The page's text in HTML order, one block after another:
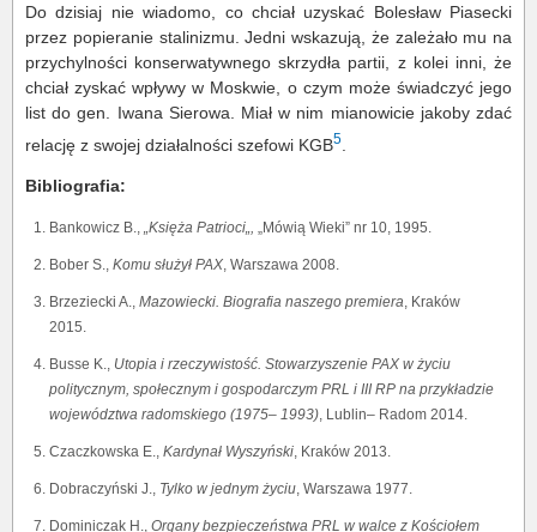
Do dzisiaj nie wiadomo, co chciał uzyskać Bolesław Piasecki
przez popieranie stalinizmu. Jedni wskazują, że zależało mu na
przychylności konserwatywnego skrzydła partii, z kolei inni, że
chciał zyskać wpływy w Moskwie, o czym może świadczyć jego
list do gen. Iwana Sierowa. Miał w nim mianowicie jakoby zdać
relację z swojej działalności szefowi KGB5
Bibliografia:
Bankowicz B., „Księża Patrioci„, „Mówią Wieki” nr 10, 1995.
Bober S., Komu służył PAX, Warszawa 2008.
Brzeziecki A., Mazowiecki. Biografia naszego premiera, Kraków
2015.
Busse K., Utopia i rzeczywistość. Stowarzyszenie PAX w życiu
politycznym, społecznym i gospodarczym PRL i III RP na przykładzie
województwa radomskiego (1975– 1993), Lublin– Radom 2014.
Czaczkowska E., Kardynał Wyszyński, Kraków 2013.
Dobraczyński J., Tylko w jednym życiu, Warszawa 1977.
Dominiczak H., Organy bezpieczeństwa PRL w walce z Kościołem